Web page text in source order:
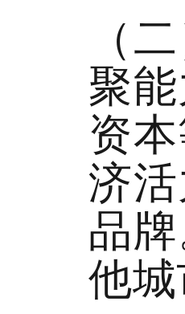
（
聚
资
济
品
他